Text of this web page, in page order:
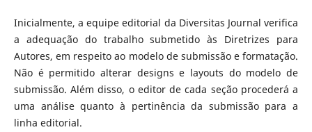
Inicialmente, a equipe editorial da Diversitas Journal verifica
a adequação do trabalho submetido às Diretrizes para
Autores, em respeito ao modelo de submissão e formatação.
Não é permitido alterar designs e layouts do modelo de
submissão. Além disso, o editor de cada seção procederá a
uma análise quanto à pertinência da submissão para a
linha editorial.